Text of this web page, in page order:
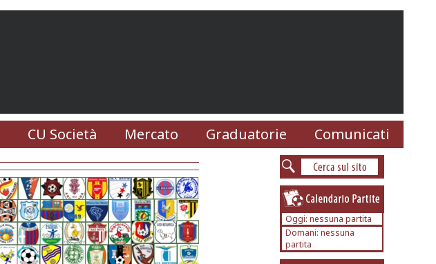
CU Società Mercato Graduatorie Comunicati
Oggi: nessuna partita
Domani: nessuna
partita